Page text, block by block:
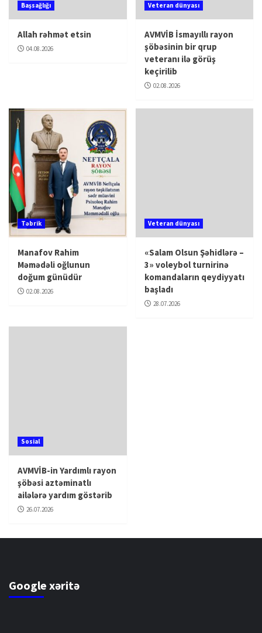
Başsağlığı
Allah rəhmət etsin
04.08.2026
Veteran dünyası
AVMVİB İsmayıllı rayon
şöbəsinin bir qrup
veteranı ilə görüş
keçirilib
02.08.2026
Təbrik
Manafov Rahim
Məmədəli oğlunun
doğum günüdür
02.08.2026
Veteran dünyası
«Salam Olsun Şəhidlərə –
3» voleybol turnirinə
komandaların qeydiyyatı
başladı
28.07.2026
Sosial
AVMVİB-in Yardımlı rayon
şöbəsi aztəminatlı
ailələrə yardım göstərib
26.07.2026
Google xəritə